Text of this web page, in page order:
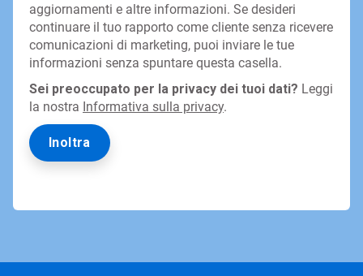
aggiornamenti e altre informazioni. Se desideri
continuare il tuo rapporto come cliente senza ricevere
comunicazioni di marketing, puoi inviare le tue
informazioni senza spuntare questa casella.
Sei preoccupato per la privacy dei tuoi dati? Leggi
la nostra Informativa sulla privacy.